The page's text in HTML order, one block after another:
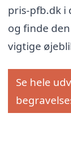
pris-pfb.dk i
og finde
vigtige
Se hele